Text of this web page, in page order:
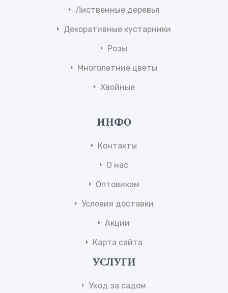
Лиственные деревья
Декоративные кустарники
Розы
Многолетние цветы
Хвойные
ИНФО
Контакты
О нас
Оптовикам
Условия доставки
Акции
Карта сайта
УСЛУГИ
Уход за садом